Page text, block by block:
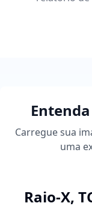
Carregue sua
uma
Raio-X,